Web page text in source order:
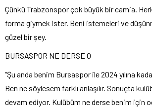
Çünkü Trabzonspor çok büyük bir camia.
forma giymek ister. Beni istemeleri ve
güzel bir şey.
BURSASPOR NE DERSE O
“Şu anda benim Bursaspor ile 2024 yılına
Ben ne söylesem farklı anlaşılır. Sonuçta
devam ediyor. Kulübüm ne derse benim için